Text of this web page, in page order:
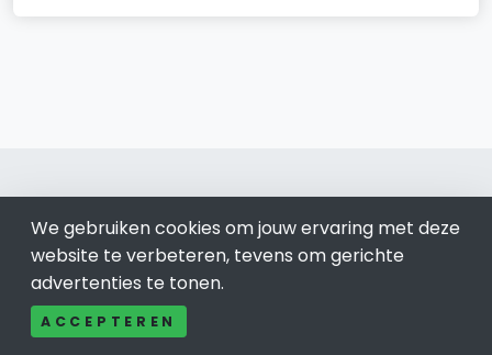
Den Bosch 073
Bel ons: 085-04 10 177
Contact
We gebruiken cookies om jouw ervaring met deze
website te verbeteren, tevens om gerichte
advertenties te tonen.
ACCEPTEREN